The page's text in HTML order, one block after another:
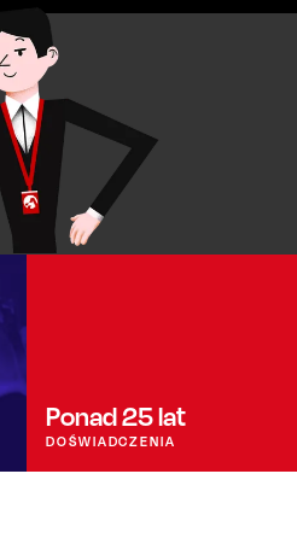
Ponad 25lat
DOŚWIADCZENIA